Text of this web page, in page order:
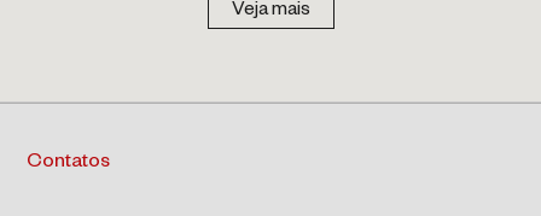
Veja mais
Contatos